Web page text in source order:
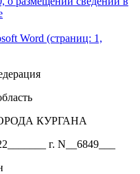
Word (страниц: 1,
КУРГАНА
г. N__6849___